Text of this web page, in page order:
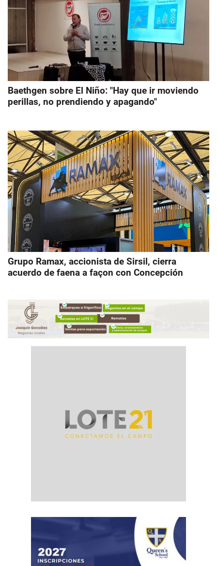
Baethgen sobre El Niño: "Hay que ir moviendo
perillas, no prendiendo y apagando"
Grupo Ramax, accionista de Sirsil, cierra
acuerdo de faena a façon con Concepción